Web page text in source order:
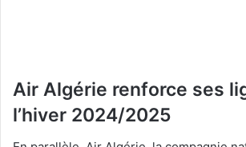
Air Algérie renforce ses
l’hiver 2024/2025